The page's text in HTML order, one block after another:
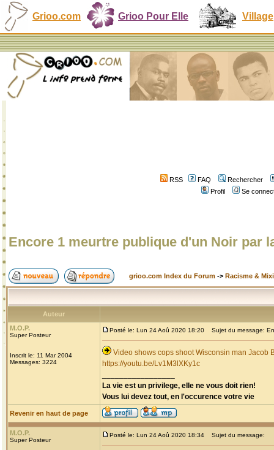
Grioo.com Grioo Pour Elle Village
RSS FAQ
Rechercher
Profil
Se
Encore 1 meurtre publique d'un Noir par
grioo.com Index du Forum -> Racisme &
Auteur
M.O.P.
Super Posteur
Inscrit le: 11 Mar 2004
Messages: 3224
Posté le: Lun 24 Aoû 2020 18:20 Sujet du message:
Video shows cops shoot Wisconsin man Jacob
https://youtu.be/Lv1M3lXKy1c
La vie est un privilege, elle ne vous doit rien!
Vous lui devez tout, en l'occurence votre vie
Revenir en haut de page
M.O.P.
Super Posteur
Posté le: Lun 24 Aoû 2020 18:34 Sujet du message: